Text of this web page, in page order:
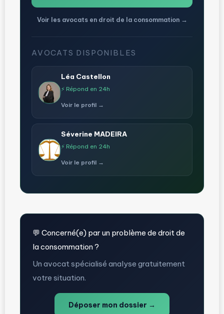
Voir les avocats en droit de la consommation →
AVOCATS DISPONIBLES
Léa Castellon
⚡ Répond en 24h
Voir le profil →
Séverine MADEIRA
⚡ Répond en 24h
Voir le profil →
💬 Concerné(e) par un problème de droit de
la consommation ?
Un avocat spécialisé analyse gratuitement
votre situation.
Déposer mon dossier →